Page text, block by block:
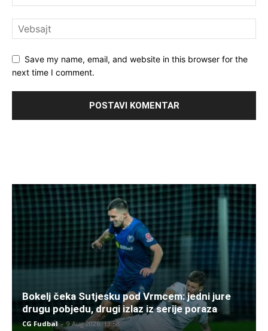
Save my name, email, and website in this browser for the
next time I comment.
Bokelj čeka Sutjesku pod Vrmcem: jedni jure
drugu pobjedu, drugi izlaz iz serije poraza
CG Fudbal - 9 Aug 2026. 13:58